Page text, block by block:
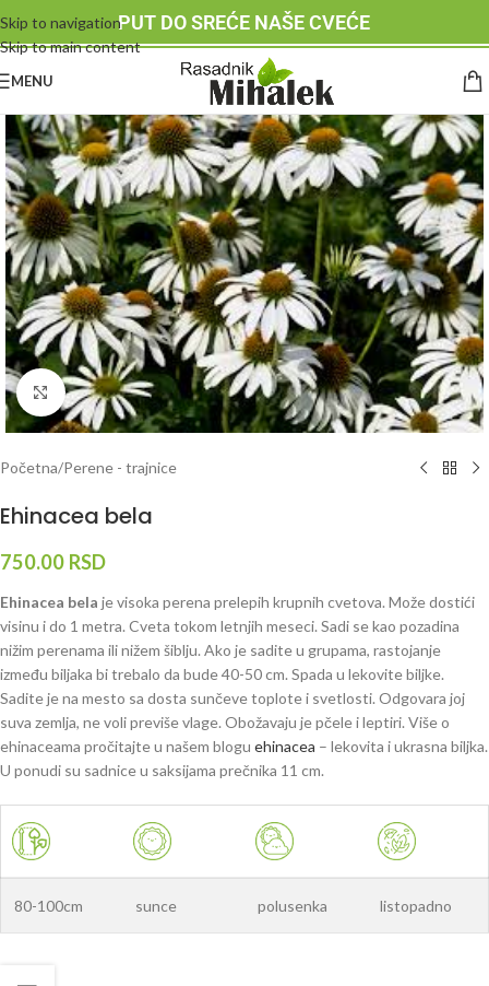
Skip to navigation
Skip to main content
PUT DO SREĆE NAŠE CVEĆE
MENU
Klknite da uvećate
Početna/Perene - trajnice
Ehinacea bela
750.00 RSD
Ehinacea bela je visoka perena prelepih krupnih cvetova. Može dostići
visinu i do 1 metra. Cveta tokom letnjih meseci. Sadi se kao pozadina
nižim perenama ili nižem šiblju. Ako je sadite u grupama, rastojanje
između biljaka bi trebalo da bude 40-50 cm. Spada u lekovite biljke.
Sadite je na mesto sa dosta sunčeve toplote i svetlosti. Odgovara joj
suva zemlja, ne voli previše vlage. Obožavaju je pčele i leptiri. Više o
ehinaceama pročitajte u našem blogu ehinacea – lekovita i ukrasna biljka.
U ponudi su sadnice u saksijama prečnika 11 cm.
80-100cm sunce polusenka listopadno